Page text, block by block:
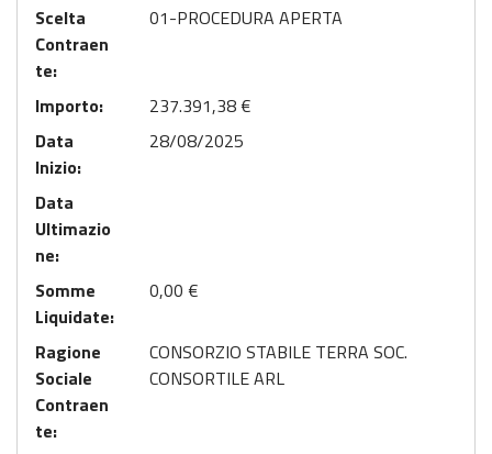
Scelta
Contraen
te:
01-PROCEDURA APERTA
Importo:
237.391,38 €
Data
Inizio:
28/08/2025
Data
Ultimazio
ne:
Somme
Liquidate:
0,00 €
Ragione
Sociale
Contraen
te:
CONSORZIO STABILE TERRA SOC.
CONSORTILE ARL